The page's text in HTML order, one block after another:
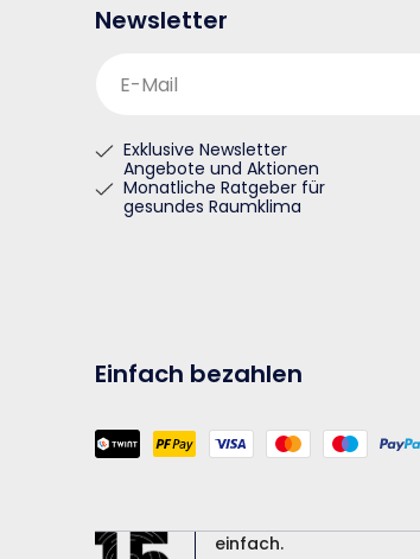
Newsletter
E-Mail
Exklusive Newsletter
Angebote und Aktionen
Monatliche Ratgeber für
gesundes Raumklima
Einfach bezahlen
Zahlungsmethoden
einfach.